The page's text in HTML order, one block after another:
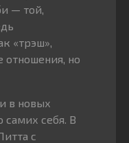
— той,
«трэш»,
отношения, но
в новых
самих себя. В
с